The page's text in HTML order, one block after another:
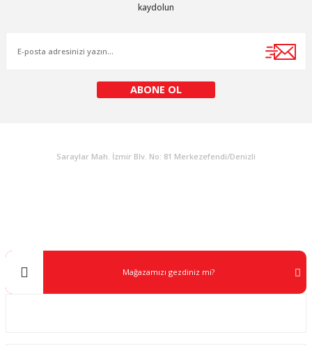
kaydolun
ABONE OL
Saraylar Mah. İzmir Blv. No: 81 Merkezefendi/Denizli
Mağazamızı gezdiniz mi?